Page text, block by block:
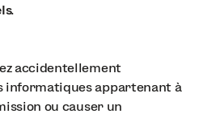
.
accidentellement
informatiques appartenant à
ou causer un